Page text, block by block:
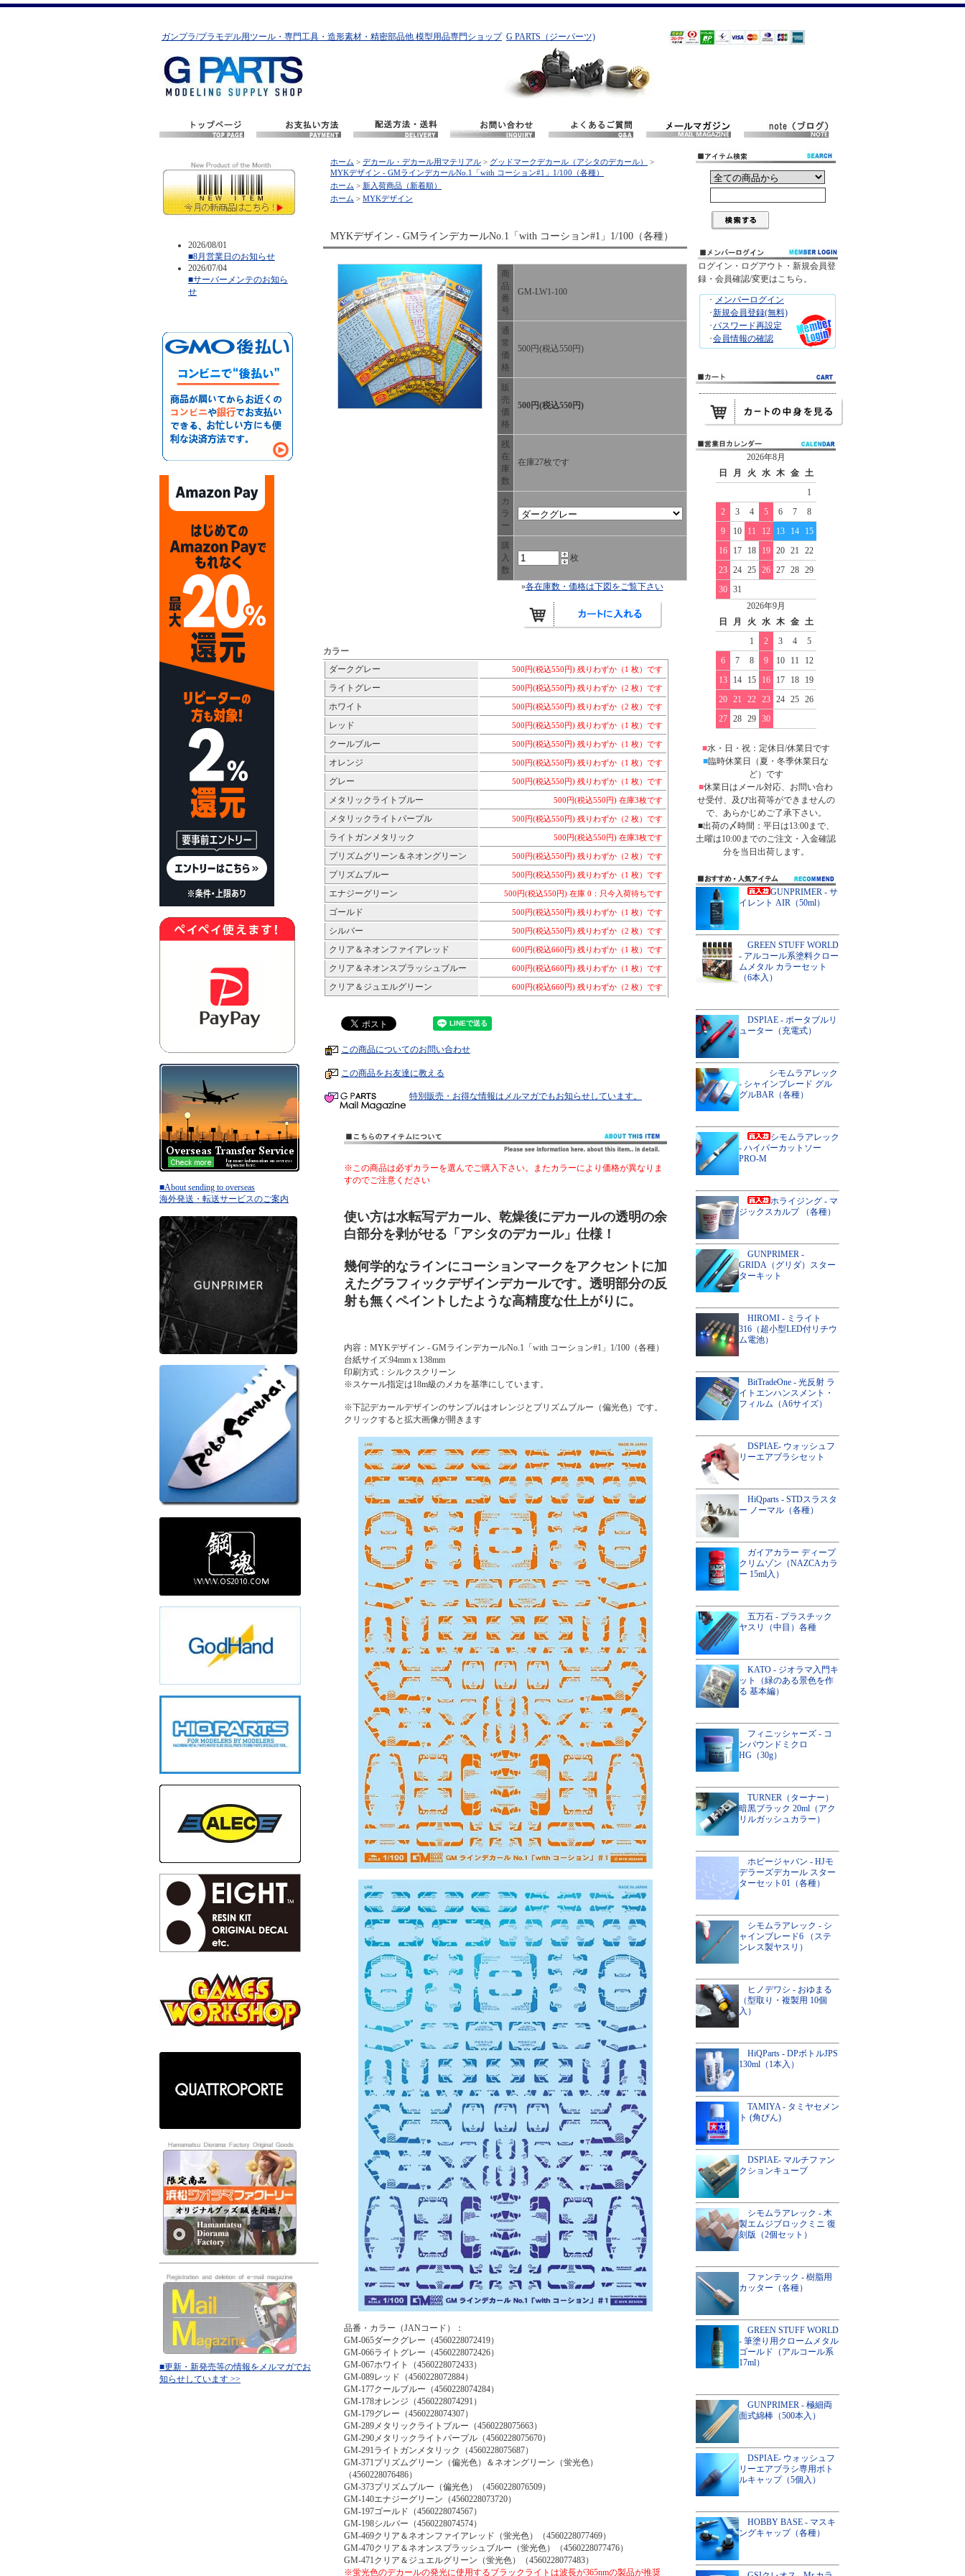
ガンプラ/プラモデル用ツール・専門工具・造形素材・精密部品他 模型用品専門ショップ G PARTS（ジーパーツ)
2026/08/01
■8月営業日のお知らせ
2026/07/04
■サーバーメンテのお知ら
せ
■About sending to overseas
海外発送・転送サービスのご案内
■更新・新発売等の情報をメルマガでお
知らせしています >>
ホーム > デカール・デカール用マテリアル > グッドマークデカール（アシタのデカール）
>
MYKデザイン - GMラインデカールNo.1「with コーション#1」1/100（各種）
ホーム > 新入荷商品（新着順）
ホーム > MYKデザイン
MYKデザイン - GMラインデカールNo.1「with コーション#1」1/100（各種）
商
品
番
号
GM-LW1-100
通
常
価
格
500円(税込550円)
販
売
価
格
500円(税込550円)
残
在
庫
数
在庫27枚です
カ
ラ
ー
購
入
数
枚
»各在庫数・価格は下図をご覧下さい
カラー
ダークグレー
500円(税込550円) 残りわずか（1 枚）です
ライトグレー 500円(税込550円) 残りわずか（2 枚）です
ホワイト 500円(税込550円) 残りわずか（2 枚）です
レッド 500円(税込550円) 残りわずか（1 枚）です
クールブルー 500円(税込550円) 残りわずか（1 枚）です
オレンジ 500円(税込550円) 残りわずか（1 枚）です
グレー 500円(税込550円) 残りわずか（1 枚）です
メタリックライトブルー 500円(税込550円) 在庫3枚です
メタリックライトパープル 500円(税込550円) 残りわずか（2 枚）です
ライトガンメタリック 500円(税込550円) 在庫3枚です
プリズムグリーン＆ネオングリーン 500円(税込550円) 残りわずか（2 枚）です
プリズムブルー 500円(税込550円) 残りわずか（1 枚）です
エナジーグリーン 500円(税込550円) 在庫 0：只今入荷待ちです
ゴールド 500円(税込550円) 残りわずか（1 枚）です
シルバー 500円(税込550円) 残りわずか（2 枚）です
クリア＆ネオンファイアレッド 600円(税込660円) 残りわずか（1 枚）です
クリア＆ネオンスプラッシュブルー 600円(税込660円) 残りわずか（1 枚）です
クリア＆ジュエルグリーン 600円(税込660円) 残りわずか（2 枚）です
この商品についてのお問い合わせ
この商品をお友達に教える
特別販売・お得な情報はメルマガでもお知らせしています。
※この商品は必ずカラーを選んでご購入下さい。またカラーにより価格が異なりま
すのでご注意ください
使い方は水転写デカール、乾燥後にデカールの透明の余
白部分を剥がせる「アシタのデカール」仕様！
幾何学的なラインにコーションマークをアクセントに加
えたグラフィックデザインデカールです。透明部分の反
射も無くペイントしたような高精度な仕上がりに。
内容：MYKデザイン - GMラインデカールNo.1「with コーション#1」1/100（各種）
台紙サイズ:94mm x 138mm
印刷方式：シルクスクリーン
※スケール指定は18m級のメカを基準にしています。
※下記デカールデザインのサンプルはオレンジとプリズムブルー（偏光色）です。
クリックすると拡大画像が開きます
品番・カラー（JANコード）：
GM-065ダークグレー（4560228072419）
GM-066ライトグレー（4560228072426）
GM-067ホワイト（4560228072433）
GM-089レッド（4560228072884）
GM-177クールブルー（4560228074284）
GM-178オレンジ（4560228074291）
GM-179グレー（4560228074307）
GM-289メタリックライトブルー（4560228075663）
GM-290メタリックライトパープル（4560228075670）
GM-291ライトガンメタリック（4560228075687）
GM-371プリズムグリーン（偏光色）＆ネオングリーン（蛍光色）
（4560228076486）
GM-373プリズムブルー（偏光色）（4560228076509）
GM-140エナジーグリーン（4560228073720）
GM-197ゴールド（4560228074567）
GM-198シルバー（4560228074574）
GM-469クリア＆ネオンファイアレッド（蛍光色）（4560228077469）
GM-470クリア＆ネオンスプラッシュブルー（蛍光色）（4560228077476）
GM-471クリア＆ジュエルグリーン（蛍光色）（4560228077483）
※蛍光色のデカールの発光に使用するブラックライトは波長が365nmの製品が推奨
ログイン・ログアウト・新規会員登
録・会員確認/変更はこちら。
･ メンバーログイン
･新規会員登録(無料)
･パスワード再設定
･会員情報の確認
2026年8月
日
月 火 水 木 金
土
1
2
3 4 5 6 7
8
9
10 11 12 13 14
15
16
17 18 19 20 21
22
23
24 25 26 27 28
29
30
31
2026年9月
日
月 火 水 木 金
土
1
2 3 4
5
6
7 8 9 10 11
12
13
14 15 16 17 18
19
20
21 22 23 24 25
26
27
28 29 30
■水・日・祝：定休日/休業日です
■臨時休業日（夏・冬季休業日な
ど）です
■休業日はメール対応、お問い合わ
せ受付、及び出荷等ができませんの
で、あらかじめご了承下さい。
■出荷の〆時間：平日は13:00まで、
土曜は10:00までのご注文・入金確認
分を当日出荷します。
GUNPRIMER - サ
イレント AIR（50ml）
GREEN STUFF WORLD
- アルコール系塗料クロー
ムメタル カラーセット
（6本入）
DSPIAE - ポータブルリ
ューター（充電式）
シモムラアレック
- シャインブレード グル
グルBAR（各種）
シモムラアレック
- ハイパーカットソー
PRO-M
ホライジング - マ
ジックスカルプ （各種）
GUNPRIMER -
GRIDA（グリダ）スター
ターキット
HIROMI - ミライト
316（超小型LED付リチウ
ム電池）
BitTradeOne - 光反射 ラ
イトエンハンスメント・
フィルム（A6サイズ）
DSPIAE- ウォッシュフ
リーエアブラシセット
HiQparts - STDスラスタ
ー ノーマル（各種）
ガイアカラー ディープ
クリムゾン（NAZCAカラ
ー 15ml入）
五万石 - プラスチック
ヤスリ（中目）各種
KATO - ジオラマ入門キ
ット（緑のある景色を作
る 基本編）
フィニッシャーズ - コ
ンパウンドミクロ
HG（30g）
TURNER（ターナー）
暗黒ブラック 20ml（アク
リルガッシュカラー）
ホビージャパン - HJモ
デラーズデカール スター
ターセット01（各種）
シモムラアレック - シ
ャインブレード6 （ステ
ンレス製ヤスリ）
ヒノデワシ - おゆまる
（型取り・複製用 10個
入）
HiQParts - DPボトルJPS
130ml（1本入）
TAMIYA - タミヤセメン
ト (角びん)
DSPIAE- マルチファン
クションキューブ
シモムラアレック - 木
製エムジブロックミニ 復
刻版（2個セット）
ファンテック - 樹脂用
カッター（各種）
GREEN STUFF WORLD
- 筆塗り用クロームメタル
ゴールド（アルコール系
17ml）
GUNPRIMER - 極細両
面式綿棒（500本入）
DSPIAE- ウォッシュフ
リーエアブラシ専用ボト
ルキャップ（5個入）
HOBBY BASE - マスキ
ングキャップ（各種）